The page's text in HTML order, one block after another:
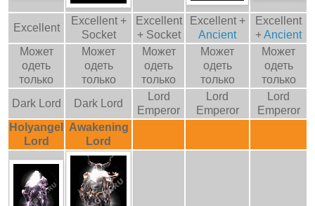
Excellent
Excellent +
Socket
Excellent
+ Socket
Excellent +
Ancient
Excellent
+Ancient
Может
одеть
только
Может
одеть
только
Может
одеть
только
Может
одеть
только
Может
одеть
только
Dark Lord
Dark Lord
Lord
Emperor
Lord
Emperor
Lord
Emperor
Holyangel
Lord
Awakening
Lord